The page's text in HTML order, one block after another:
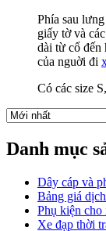
Phía sau
giấy tờ và
dài từ cổ đến
của nguời đi
Có các size
Danh mục
Dây cáp và
Bảng giá
Phụ kiện cho
Xe đạp thời